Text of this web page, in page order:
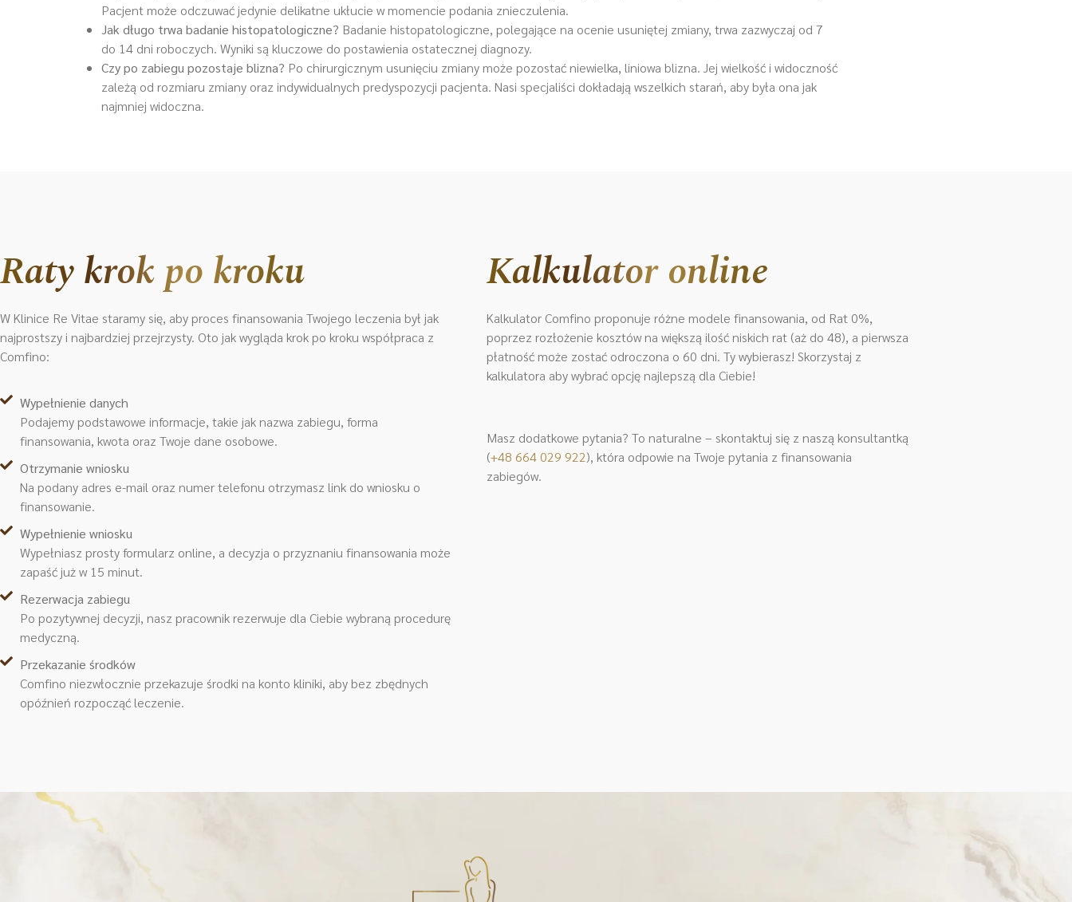
Pacjent może odczuwać jedynie delikatne ukłucie w momencie podania znieczulenia.
Jak długo trwa badanie histopatologiczne? Badanie histopatologiczne, polegające na ocenie usuniętej zmiany, trwa zazwyczaj od 7
do 14 dni roboczych. Wyniki są kluczowe do postawienia ostatecznej diagnozy.
Czy po zabiegu pozostaje blizna? Po chirurgicznym usunięciu zmiany może pozostać niewielka, liniowa blizna. Jej wielkość i widoczność
zależą od rozmiaru zmiany oraz indywidualnych predyspozycji pacjenta. Nasi specjaliści dokładają wszelkich starań, aby była ona jak
najmniej widoczna.
Raty krok po kroku
W Klinice Re Vitae staramy się, aby proces finansowania Twojego leczenia był jak
najprostszy i najbardziej przejrzysty. Oto jak wygląda krok po kroku współpraca z
Comfino:
Wypełnienie danych
Podajemy podstawowe informacje, takie jak nazwa zabiegu, forma
finansowania, kwota oraz Twoje dane osobowe.
Otrzymanie wniosku
Na podany adres e-mail oraz numer telefonu otrzymasz link do wniosku o
finansowanie.
Wypełnienie wniosku
Wypełniasz prosty formularz online, a decyzja o przyznaniu finansowania może
zapaść już w 15 minut.
Rezerwacja zabiegu
Po pozytywnej decyzji, nasz pracownik rezerwuje dla Ciebie wybraną procedurę
medyczną.
Przekazanie środków
Comfino niezwłocznie przekazuje środki na konto kliniki, aby bez zbędnych
opóźnień rozpocząć leczenie.
Kalkulator online
Kalkulator Comfino proponuje różne modele finansowania, od Rat 0%,
poprzez rozłożenie kosztów na większą ilość niskich rat (aż do 48), a pierwsza
płatność może zostać odroczona o 60 dni. Ty wybierasz! Skorzystaj z
kalkulatora aby wybrać opcję najlepszą dla Ciebie!
Masz dodatkowe pytania? To naturalne – skontaktuj się z naszą konsultantką
(+48 664 029 922), która odpowie na Twoje pytania z finansowania
zabiegów.